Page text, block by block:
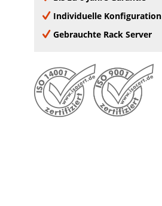
6 Add-on Cards
10 Add-on Cards
VMware compatible
VMware certified
Windows Server 2016
Window Server 2019
Windows Server 2022
Windows 10
Individuelle Konfiguration
Gebrauchte Rack Server